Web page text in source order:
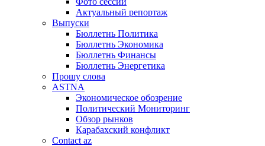
Актуальный репортаж
Выпуски
Бюллетнь Политика
Бюллетнь Экономика
Бюллетнь Финансы
Бюллетнь Энергетика
Прошу слова
ASTNA
Экономическое обозрение
Политический Мониторинг
Обзор рынков
Карабахский конфликт
Contact az